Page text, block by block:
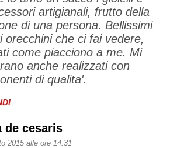
artigianali, frutto della
di una persona. Bellissimi
orecchini che ci fai vedere,
come piacciono a me. Mi
anche realizzati con
di qualita'.
de cesaris
2015 alle ore 14:31